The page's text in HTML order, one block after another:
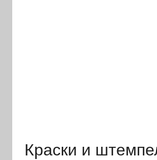
Краски и